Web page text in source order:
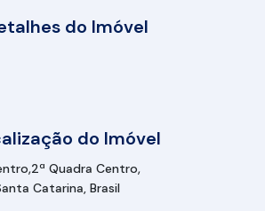
do Imóvel
do Imóvel
2ª Quadra Centro
Catarina, Brasil